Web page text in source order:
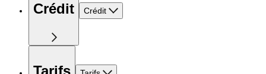
Crédit Crédit
Tarifs